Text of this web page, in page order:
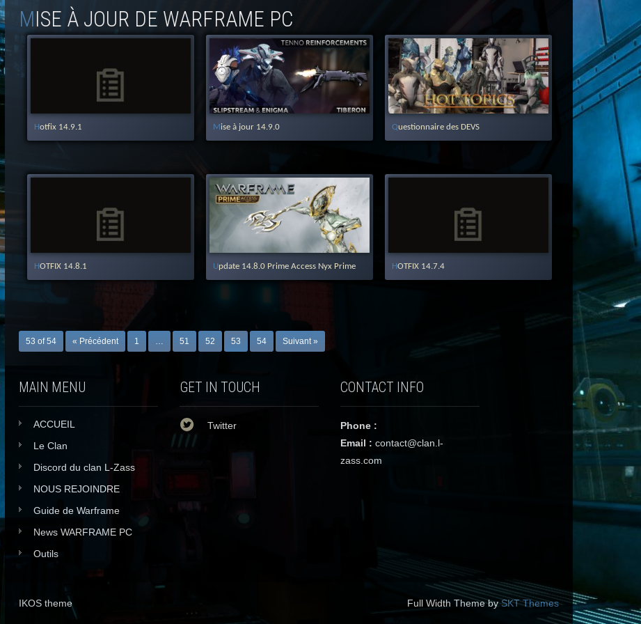
MISE À JOUR DE WARFRAME PC
Hotfix 14.9.1 Mise à jour 14.9.0 Questionnaire des DEVS
HOTFIX 14.8.1 Update 14.8.0 Prime Access Nyx Prime HOTFIX 14.7.4
53 of 54 « Précédent 1 … 51 52 53 54 Suivant »
MAIN MENU
ACCUEIL
Le Clan
Discord du clan L-Zass
NOUS REJOINDRE
Guide de Warframe
News WARFRAME PC
Outils
GET IN TOUCH
Twitter
CONTACT INFO
Phone :
Email : contact@clan.l-
zass.com
IKOS theme Full Width Theme bySKT Themes